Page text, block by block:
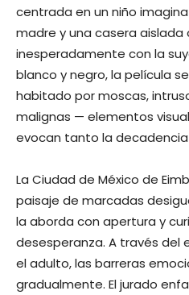
centrada en un niño
madre y una casera aislada
inesperadamente con la
blanco y negro, la película
habitado por moscas,
malignas — elementos
evocan tanto la
La Ciudad de México de
paisaje de marcadas
la aborda con apertura y
desesperanza. A través del
el adulto, las barreras
gradualmente. El jurado